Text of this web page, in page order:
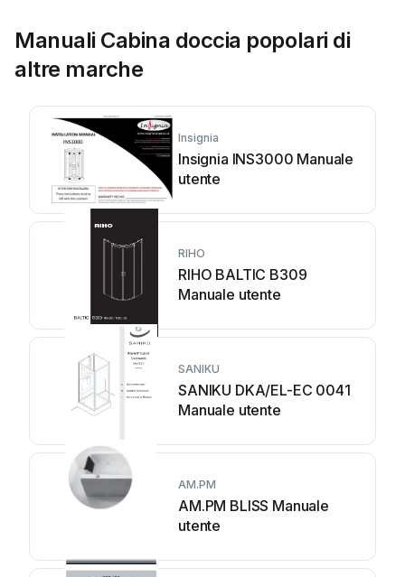
Manuali Cabina doccia popolari di
altre marche
Insignia
Insignia INS3000 Manuale
utente
RIHO
RIHO BALTIC B309
Manuale utente
SANIKU
SANIKU DKA/EL-EC 0041
Manuale utente
AM.PM
AM.PM BLISS Manuale
utente